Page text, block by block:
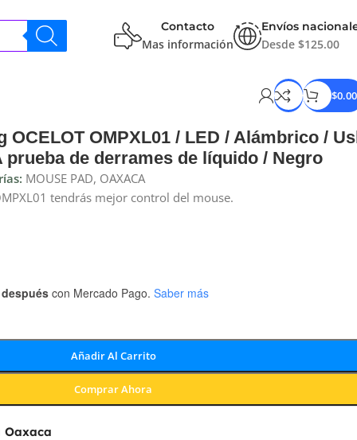
Contacto
Mas información
Envíos
Desde $125.00
$0.00
OCELOT OMPXL01 / LED / Alámbrico /
prueba de derrames de líquido / Negro
MOUSE PAD, OAXACA
tendrás mejor control del mouse.
con Mercado Pago. Saber más
Añadir Al Carrito
Comprar Ahora
Oaxaca